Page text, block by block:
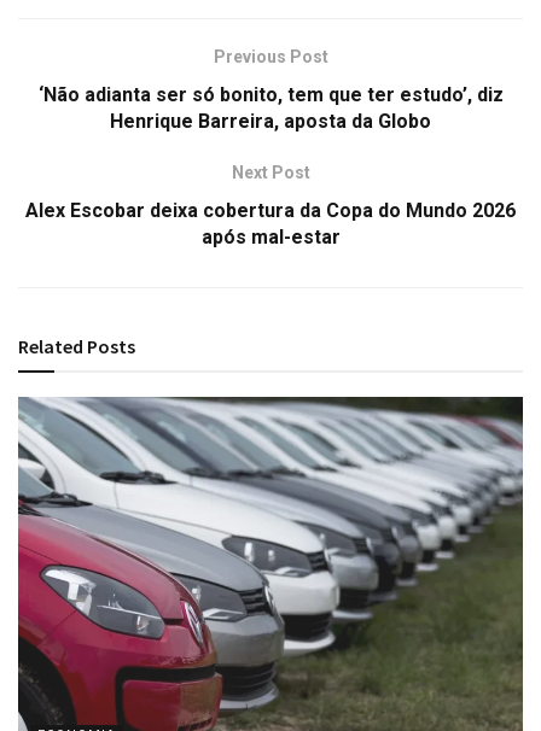
Previous Post
‘Não adianta ser só bonito, tem que ter estudo’, diz
Henrique Barreira, aposta da Globo
Next Post
Alex Escobar deixa cobertura da Copa do Mundo 2026
após mal-estar
Related Posts